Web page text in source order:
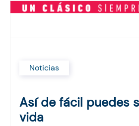
Noticias
Así de fácil puedes
vida